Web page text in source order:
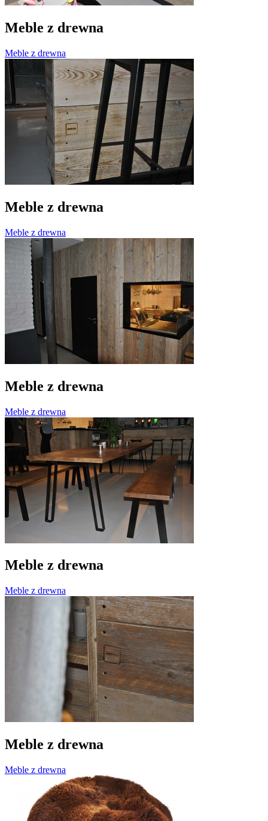
Meble z drewna
Meble z drewna
Meble z drewna
Meble z drewna
Meble z drewna
Meble z drewna
Meble z drewna
Meble z drewna
Meble z drewna
Meble z drewna